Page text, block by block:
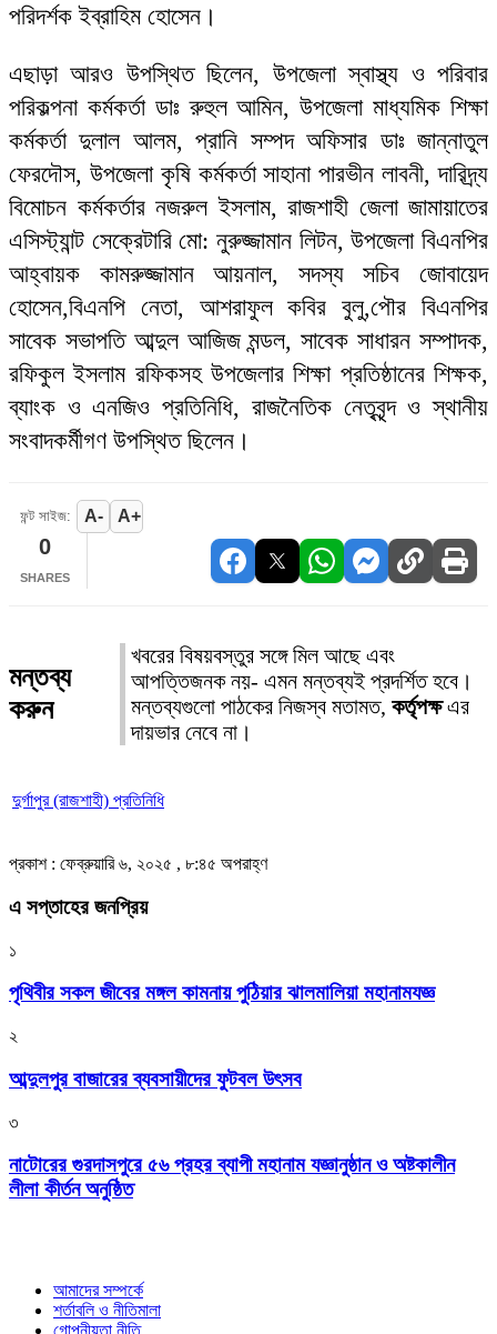
পরিদর্শক ইব্রাহিম হোসেন।
এছাড়া আরও উপস্থিত ছিলেন, উপজেলা স্বাস্থ্য ও পরিবার
পরিকল্পনা কর্মকর্তা ডাঃ রুহুল আমিন, উপজেলা মাধ্যমিক শিক্ষা
কর্মকর্তা দুলাল আলম, প্রানি সম্পদ অফিসার ডাঃ জান্নাতুল
ফেরদৌস, উপজেলা কৃষি কর্মকর্তা সাহানা পারভীন লাবনী, দারিদ্র্য
বিমোচন কর্মকর্তার নজরুল ইসলাম, রাজশাহী জেলা জামায়াতের
এসিস্ট্যান্ট সেক্রেটারি মো: নুরুজ্জামান লিটন, উপজেলা বিএনপির
আহ্বায়ক কামরুজ্জামান আয়নাল, সদস্য সচিব জোবায়েদ
হোসেন,বিএনপি নেতা, আশরাফুল কবির বুলু,পৌর বিএনপির
সাবেক সভাপতি আব্দুল আজিজ মন্ডল, সাবেক সাধারন সম্পাদক,
রফিকুল ইসলাম রফিকসহ উপজেলার শিক্ষা প্রতিষ্ঠানের শিক্ষক,
ব্যাংক ও এনজিও প্রতিনিধি, রাজনৈতিক নেতৃবৃন্দ ও স্থানীয়
সংবাদকর্মীগণ উপস্থিত ছিলেন।
ফন্ট সাইজ: A- A+
0
SHARES
মন্তব্য
করুন
খবরের বিষয়বস্তুর সঙ্গে মিল আছে এবং
আপত্তিজনক নয়- এমন মন্তব্যই প্রদর্শিত হবে।
মন্তব্যগুলো পাঠকের নিজস্ব মতামত, কর্তৃপক্ষএর
দায়ভার নেবে না।
দুর্গাপুর (রাজশাহী) প্রতিনিধি
প্রকাশ : ফেব্রুয়ারি ৬, ২০২৫ , ৮:৪৫ অপরাহ্ণ
এ সপ্তাহের জনপ্রিয়
১
পৃথিবীর সকল জীবের মঙ্গল কামনায় পুঠিয়ার ঝালমালিয়া মহানামযজ্ঞ
২
আব্দুলপুর বাজারের ব্যবসায়ীদের ফুটবল উৎসব
৩
নাটোরের গুরদাসপুরে ৫৬ প্রহর ব্যাপী মহানাম যজ্ঞানুষ্ঠান ও অষ্টকালীন
লীলা কীর্তন অনুষ্ঠিত
আমাদের সম্পর্কে
শর্তাবলি ও নীতিমালা
গোপনীয়তা নীতি